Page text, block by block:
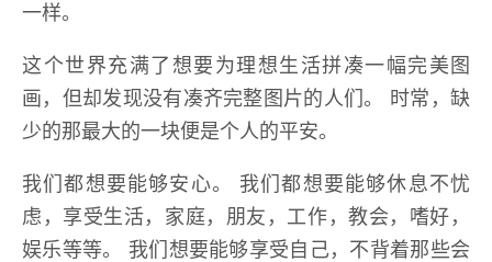
一样。
这个世界充满了想要为理想生活拼凑一幅完美图
画，但却发现没有凑齐完整图片的人们。 时常，缺
少的那最大的一块便是个人的平安。
我们都想要能够安心。 我们都想要能够休息不忧
虑，享受生活，家庭，朋友，工作，教会，嗜好，
娱乐等等。 我们想要能够享受自己，不背着那些会